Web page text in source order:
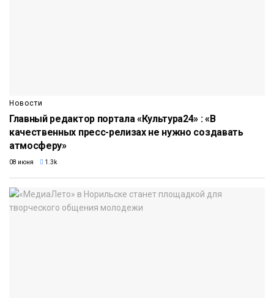
Новости
Главный редактор портала «Культура24» : «В
качественных пресс-релизах не нужно создавать
атмосферу»
08 июня 1.3k